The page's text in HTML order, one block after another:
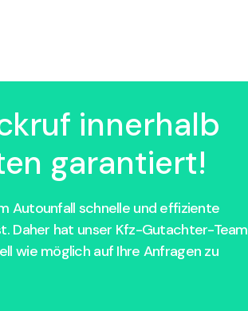
innerhalb
garantiert!
Autounfall schnelle und effiziente
Daher hat unser Kfz-Gutachter-Team
wie möglich auf Ihre Anfragen zu